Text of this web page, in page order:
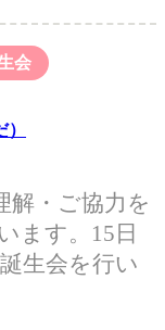
会
解・ご協力を
ます。15日
生会を行い